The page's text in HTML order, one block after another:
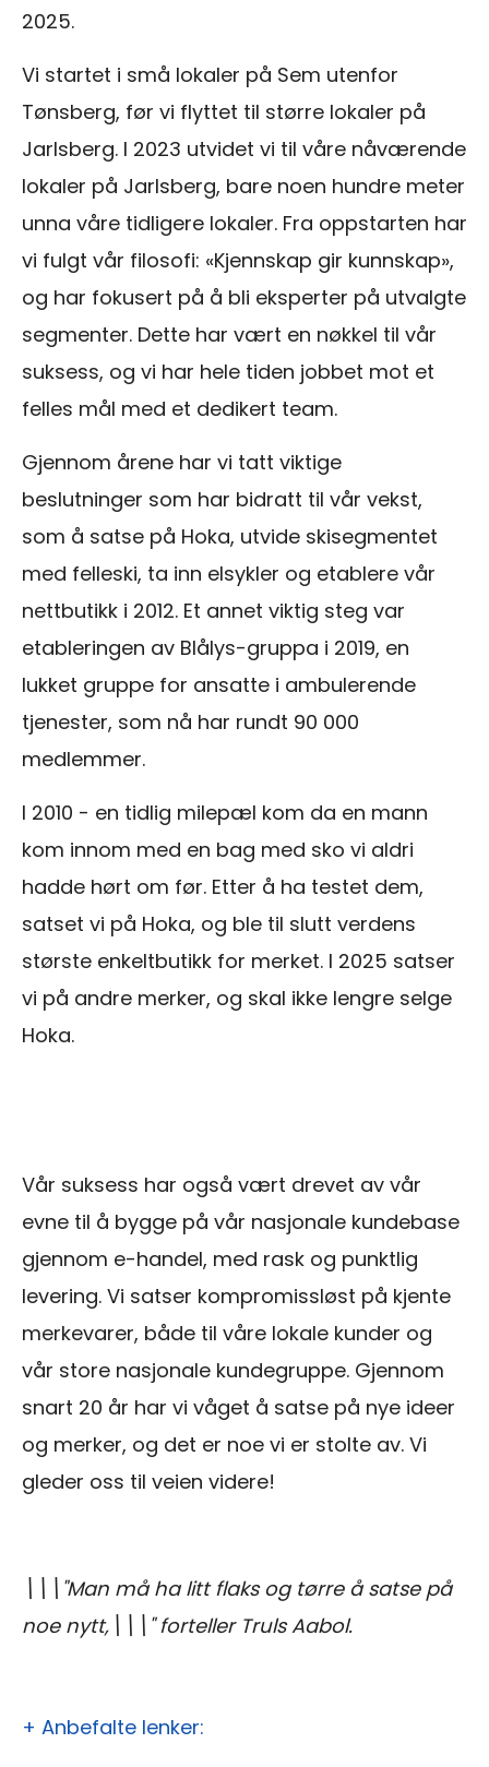
2025.
Vi startet i små lokaler på Sem utenfor
Tønsberg, før vi flyttet til større lokaler på
Jarlsberg. I 2023 utvidet vi til våre nåværende
lokaler på Jarlsberg, bare noen hundre meter
unna våre tidligere lokaler. Fra oppstarten har
vi fulgt vår filosofi: «Kjennskap gir kunnskap»,
og har fokusert på å bli eksperter på utvalgte
segmenter. Dette har vært en nøkkel til vår
suksess, og vi har hele tiden jobbet mot et
felles mål med et dedikert team.
Gjennom årene har vi tatt viktige
beslutninger som har bidratt til vår vekst,
som å satse på Hoka, utvide skisegmentet
med felleski, ta inn elsykler og etablere vår
nettbutikk i 2012. Et annet viktig steg var
etableringen av Blålys-gruppa i 2019, en
lukket gruppe for ansatte i ambulerende
tjenester, som nå har rundt 90 000
medlemmer.
I 2010 - en tidlig milepæl kom da en mann
kom innom med en bag med sko vi aldri
hadde hørt om før. Etter å ha testet dem,
satset vi på Hoka, og ble til slutt verdens
største enkeltbutikk for merket. I 2025 satser
vi på andre merker, og skal ikke lengre selge
Hoka.
Vår suksess har også vært drevet av vår
evne til å bygge på vår nasjonale kundebase
gjennom e-handel, med rask og punktlig
levering. Vi satser kompromissløst på kjente
merkevarer, både til våre lokale kunder og
vår store nasjonale kundegruppe. Gjennom
snart 20 år har vi våget å satse på nye ideer
og merker, og det er noe vi er stolte av. Vi
gleder oss til veien videre!
\\\"Man må ha litt flaks og tørre å satse på
noe nytt,\\\" forteller Truls Aabol.
+ Anbefalte lenker: